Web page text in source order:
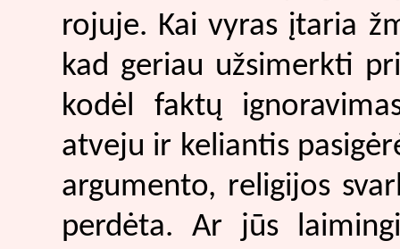
rojuje. Kai vyras įtaria
kad geriau užsimerkti
kodėl faktų
atveju ir keliantis
argumento, religijos
perdėta. Ar jūs